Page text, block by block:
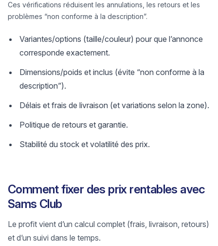
Ces vérifications réduisent les annulations, les retours et les
problèmes “non conforme à la description”.
Variantes/options (taille/couleur) pour que l’annonce
corresponde exactement.
Dimensions/poids et inclus (évite “non conforme à la
description”).
Délais et frais de livraison (et variations selon la zone).
Politique de retours et garantie.
Stabilité du stock et volatilité des prix.
Comment fixer des prix rentables avec
Sams Club
Le profit vient d’un calcul complet (frais, livraison, retours)
et d’un suivi dans le temps.